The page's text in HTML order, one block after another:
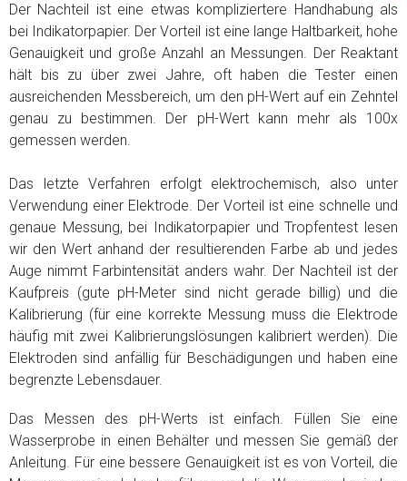
Der Nachteil ist eine etwas kompliziertere Handhabung als
bei Indikatorpapier. Der Vorteil ist eine lange Haltbarkeit, hohe
Genauigkeit und große Anzahl an Messungen. Der Reaktant
hält bis zu über zwei Jahre, oft haben die Tester einen
ausreichenden Messbereich, um den pH-Wert auf ein Zehntel
genau zu bestimmen. Der pH-Wert kann mehr als 100x
gemessen werden.
Das letzte Verfahren erfolgt elektrochemisch, also unter
Verwendung einer Elektrode. Der Vorteil ist eine schnelle und
genaue Messung, bei Indikatorpapier und Tropfentest lesen
wir den Wert anhand der resultierenden Farbe ab und jedes
Auge nimmt Farbintensität anders wahr. Der Nachteil ist der
Kaufpreis (gute pH-Meter sind nicht gerade billig) und die
Kalibrierung (für eine korrekte Messung muss die Elektrode
häufig mit zwei Kalibrierungslösungen kalibriert werden). Die
Elektroden sind anfällig für Beschädigungen und haben eine
begrenzte Lebensdauer.
Das Messen des pH-Werts ist einfach. Füllen Sie eine
Wasserprobe in einen Behälter und messen Sie gemäß der
Anleitung. Für eine bessere Genauigkeit ist es von Vorteil, die